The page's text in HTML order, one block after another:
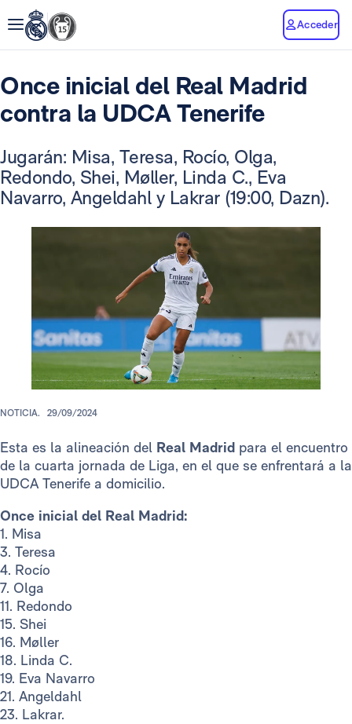
Acceder
Once inicial del Real Madrid
contra la UDCA Tenerife
Jugarán: Misa, Teresa, Rocío, Olga,
Redondo, Shei, Møller, Linda C., Eva
Navarro, Angeldahl y Lakrar (19:00, Dazn).
NOTICIA. 29/09/2024
Esta es la alineación del Real Madrid para el encuentro
de la cuarta jornada de Liga, en el que se enfrentará a la
UDCA Tenerife a domicilio.
Once inicial del Real Madrid:
1. Misa
3. Teresa
4. Rocío
7. Olga
11. Redondo
15. Shei
16. Møller
18. Linda C.
19. Eva Navarro
21. Angeldahl
23. Lakrar.